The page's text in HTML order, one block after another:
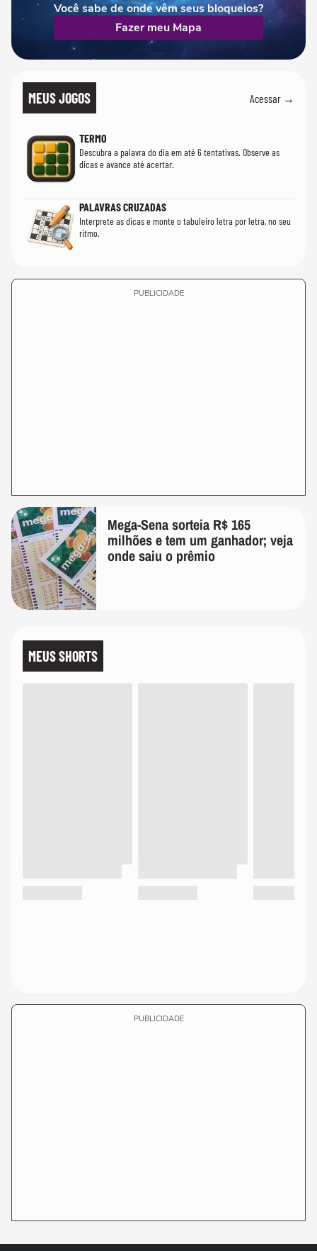
Você sabe de onde vêm seus bloqueios?
Fazer meu Mapa
MEUS JOGOS Acessar →
TERMO
Descubra a palavra do dia em até 6 tentativas. Observe as
dicas e avance até acertar.
PALAVRAS CRUZADAS
Interprete as dicas e monte o tabuleiro letra por letra, no seu
ritmo.
PUBLICIDADE
Mega-Sena sorteia R$ 165
milhões e tem um ganhador; veja
onde saiu o prêmio
MEUS SHORTS
PUBLICIDADE